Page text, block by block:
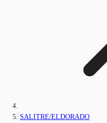
SALITRE/ELDORADO